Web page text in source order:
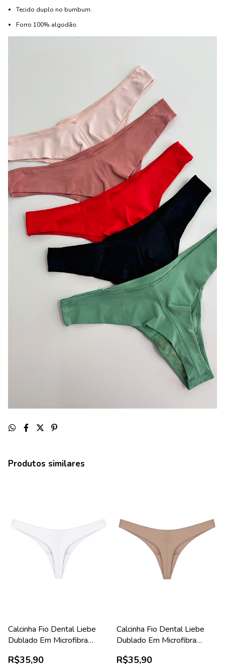
Tecido duplo no bumbum.
Forro 100% algodão.
Produtos similares
Calcinha Fio Dental Liebe
Dublado Em Microfibra
R$35,90
Calcinha Fio Dental Liebe
Dublado Em Microfibra
R$35,90